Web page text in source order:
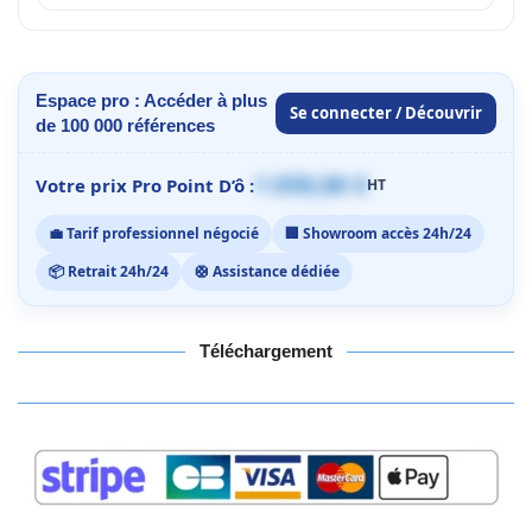
Espace pro : Accéder à plus
de 100 000 références
Se connecter / Découvrir
Votre prix Pro Point D’ô : 1 059,00 €HT
💼 Tarif professionnel négocié
🏢 Showroom accès 24h/24
📦 Retrait 24h/24
🛟 Assistance dédiée
Téléchargement